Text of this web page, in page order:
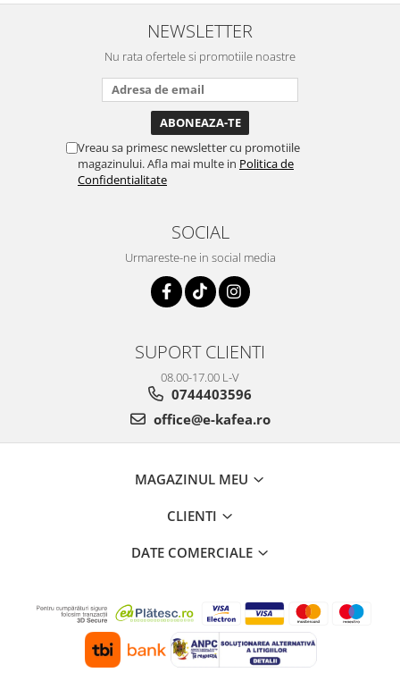
NEWSLETTER
Nu rata ofertele si promotiile noastre
Vreau sa primesc newsletter cu promotiile
magazinului. Afla mai multe in Politica de
Confidentialitate
SOCIAL
Urmareste-ne in social media
SUPORT CLIENTI
08.00-17.00 L-V
0744403596
office@e-kafea.ro
MAGAZINUL MEU
CLIENTI
DATE COMERCIALE